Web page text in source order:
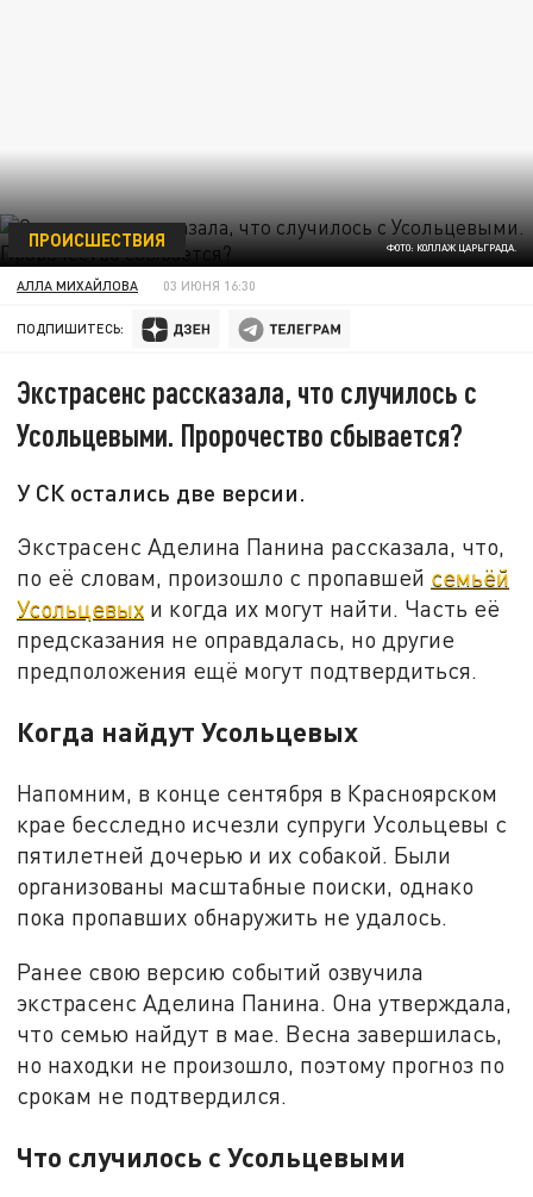
ФОТО: КОЛЛАЖ ЦАРЬГРАДА.
ПРОИСШЕСТВИЯ
АЛЛА МИХАЙЛОВА 03 ИЮНЯ 16:30
ПОДПИШИТЕСЬ:
Экстрасенс рассказала, что случилось с
Усольцевыми. Пророчество сбывается?
У СК остались две версии.
Экстрасенс Аделина Панина рассказала, что,
по её словам, произошло с пропавшей семьёй
Усольцевых и когда их могут найти. Часть её
предсказания не оправдалась, но другие
предположения ещё могут подтвердиться.
Когда найдут Усольцевых
Напомним, в конце сентября в Красноярском
крае бесследно исчезли супруги Усольцевы с
пятилетней дочерью и их собакой. Были
организованы масштабные поиски, однако
пока пропавших обнаружить не удалось.
Ранее свою версию событий озвучила
экстрасенс Аделина Панина. Она утверждала,
что семью найдут в мае. Весна завершилась,
но находки не произошло, поэтому прогноз по
срокам не подтвердился.
Что случилось с Усольцевыми